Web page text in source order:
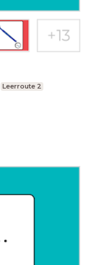
Leerroute 2